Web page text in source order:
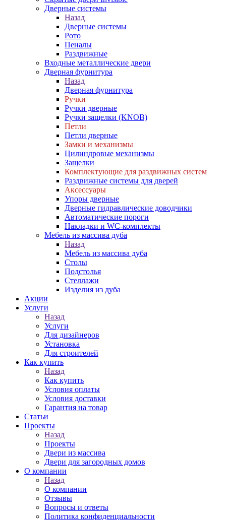
Дверные системы
Назад
Дверные системы
Рото
Пеналы
Раздвижные
Входные металлические двери
Дверная фурнитура
Назад
Дверная фурнитура
Ручки
Ручки дверные
Ручки защелки (KNOB)
Петли
Петли дверные
Замки и механизмы
Цилиндровые механизмы
Защелки
Комплектующие для раздвижных систем
Раздвижные системы для дверей
Аксессуары
Упоры дверные
Дверные гидравлические доводчики
Автоматические пороги
Накладки и WC-комплекты
Мебель из массива дуба
Назад
Мебель из массива дуба
Столы
Подстолья
Стеллажи
Изделия из дуба
Акции
Услуги
Назад
Услуги
Для дизайнеров
Установка
Для строителей
Как купить
Назад
Как купить
Условия оплаты
Условия доставки
Гарантия на товар
Статьи
Проекты
Назад
Проекты
Двери из массива
Двери для загородных домов
О компании
Назад
О компании
Отзывы
Вопросы и ответы
Политика конфиденциальности